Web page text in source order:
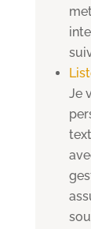
Je